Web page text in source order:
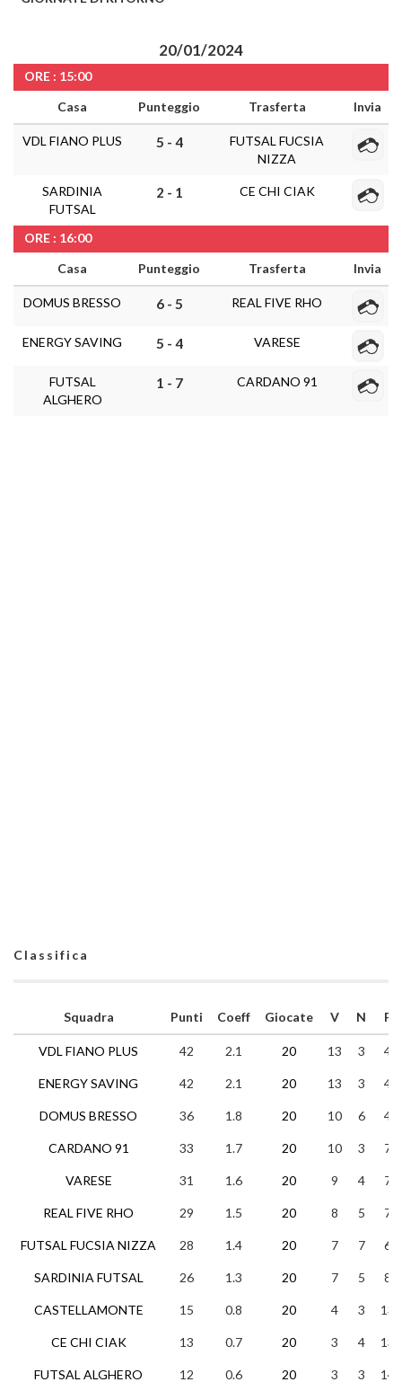
20/01/2024
ORE : 15:00
Casa
Punteggio Trasferta Invia
VDL FIANO PLUS 5 - 4
FUTSAL FUCSIA
NIZZA
SARDINIA
FUTSAL
2 - 1 CE CHI CIAK
ORE : 16:00
Casa
Punteggio Trasferta Invia
DOMUS BRESSO 6 - 5 REAL FIVE RHO
ENERGY SAVING 5 - 4 VARESE
FUTSAL
ALGHERO
1 - 7 CARDANO 91
Classifica
Squadra
VDL FIANO PLUS
ENERGY SAVING
DOMUS BRESSO
CARDANO 91
VARESE
REAL FIVE RHO
FUTSAL FUCSIA NIZZA
SARDINIA FUTSAL
CASTELLAMONTE
CE CHI CIAK
FUTSAL ALGHERO
Punti Coeff Giocate V N P
42 2.1 20 13 3 4
42 2.1 20 13 3 4
36 1.8 20 10 6 4
33 1.7 20 10 3 7
31 1.6 20 9 4 7
29 1.5 20 8 5 7
28 1.4 20 7 7 6
26 1.3 20 7 5 8
15 0.8 20 4 3 13
13 0.7 20 3 4 13
12 0.6 20 3 3 14